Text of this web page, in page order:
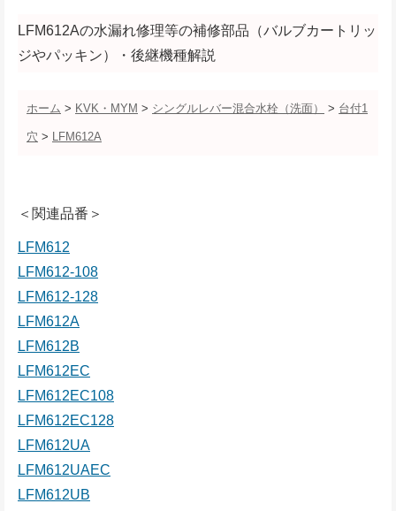
LFM612Aの水漏れ修理等の補修部品（バルブカートリッ
ジやパッキン）・後継機種解説
ホーム > KVK・MYM > シングルレバー混合水栓（洗面） > 台付1
穴 > LFM612A
＜関連品番＞
LFM612
LFM612-108
LFM612-128
LFM612A
LFM612B
LFM612EC
LFM612EC108
LFM612EC128
LFM612UA
LFM612UAEC
LFM612UB